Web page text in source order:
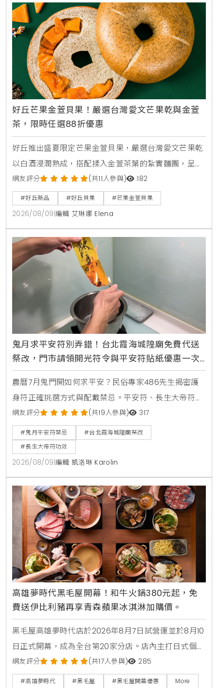
好丘芒果金萱貝果！嚴選台灣愛文芒果乾與金萱
茶，限時任選88折優惠
好丘推出盛夏限定芒果金萱貝果，嚴選台灣愛文芒果乾
以白酒浸潤熟成，搭配揉入金萱茶葉的紮實麵團，呈現
酸甜果香與淡雅茶韻的雙重層次。新品於8月6日在全台
門市與官網宅配開賣，8月6日至8月13日實體門市購買
全烘焙品項任選4顆即享88折優惠。
網友評分 (共11人參與) 182
#好丘新品 #好丘貝果 #芒果金萱貝果
2026/08/09 編輯 艾琳娜 Elena
鬼月求平安符別弄錯！台北霞海城隍廟免費代送
祭改，門市請領開光符令與平安符貼紙優惠一次
看
農曆7月鬼門開如何求平安？民俗專家486先生揭密護
身符正確挑選方式與配戴禁忌。平安符、長生大帝符與
太上老君大八卦護身符用途大不同，並提醒護身符碰水
會失效。台北霞海城隍廟祭改服務與開光符令請領資訊
一次看。
網友評分 (共19人參與) 317
#鬼月平安符禁忌
#台北霞海城隍廟祭改
#長生大帝符功效
2026/08/09 編輯 凱洛琳 Karolin
高雄夢時代黑毛屋開幕！和牛火鍋380元起，免
費送伊比利豬再享青森蘋果冰淇淋加購價。
黑毛屋高雄夢時代店於2026年8月7日試營運並於8月10
日正式開幕，成為全台第20家分店。店內主打日式個人
鍋物套餐380元起，並推出夏季限定番茄鍋。歡慶新店
開張，黑毛屋聯名On the Road推出青森蘋果義式手工
網友評分 (共17人參與) 285
#高雄夢時代 #黑毛屋 #黑毛屋開幕優惠 More